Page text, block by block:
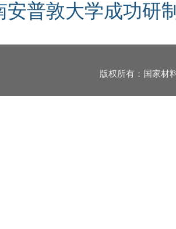
安普敦大学成功研
版权所有：国家材